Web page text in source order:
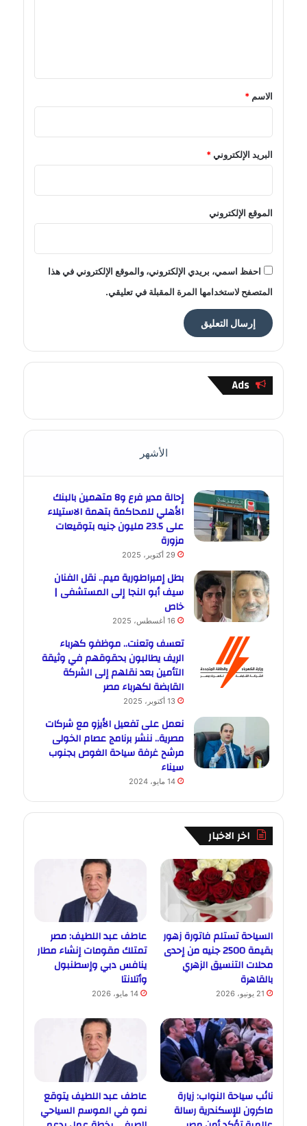
*
الاسم *
البريد الإلكتروني*
الموقع الإلكتروني
احفظ اسمي، بريدي الإلكتروني، والموقع الإلكتروني في هذا
المتصفح لاستخدامها المرة المقبلة في تعليقي.
Ads
الأشهر
إحالة مدير فرع و8 متهمين بالبنك
الأهلي للمحاكمة بتهمة الاستيلاء
على 23.5 مليون جنيه بتوقيعات
مزورة
29 أكتوبر، 2025
بطل إمبراطورية ميم.. نقل الفنان
سيف أبو النجا إلى المستشفى |
خاص
16 أغسطس، 2025
تعسف وتعنت.. موظفو كهرباء
الريف يطالبون بحقوقهم في وثيقة
التأمين بعد نقلهم إلى الشركة
القابضة لكهرباء مصر
13 أكتوبر، 2025
نعمل على تفعيل الأيزو مع شركات
مصرية.. ننشر برنامج عصام الخولى
مرشح غرفة سياحة الغوص بجنوب
سيناء
14 مايو، 2024
اخر الاخبار
السياحة تستلم فاتورة زهور
بقيمة 2500 جنيه من إحدى
محلات التنسيق الزهري
بالقاهرة
21 يونيو، 2026
عاطف عبد اللطيف: مصر
تمتلك مقومات إنشاء مطار
ينافس دبي وإسطنبول
وأتلانتا
14 مايو، 2026
نائب سياحة النواب: زيارة
ماكرون للإسكندرية رسالة
عاطف عبد اللطيف يتوقع
نمو في الموسم السياحي